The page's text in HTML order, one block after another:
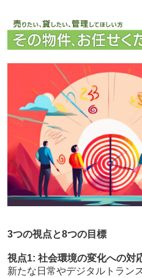
3つの視点と8つの目標
視点1: 社会環境の変化への対
新たな日常やデジタルトラン